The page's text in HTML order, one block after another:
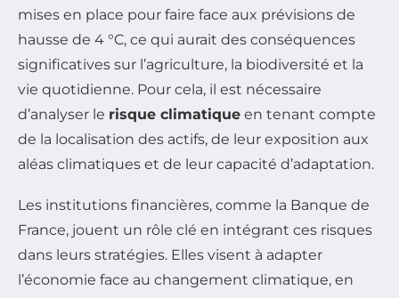
mises en place pour faire face aux prévisions de
hausse de 4 °C, ce qui aurait des conséquences
significatives sur l’agriculture, la biodiversité et la
vie quotidienne. Pour cela, il est nécessaire
d’analyser le risque climatique en tenant compte
de la localisation des actifs, de leur exposition aux
aléas climatiques et de leur capacité d’adaptation.
Les institutions financières, comme la Banque de
France, jouent un rôle clé en intégrant ces risques
dans leurs stratégies. Elles visent à adapter
l’économie face au changement climatique, en